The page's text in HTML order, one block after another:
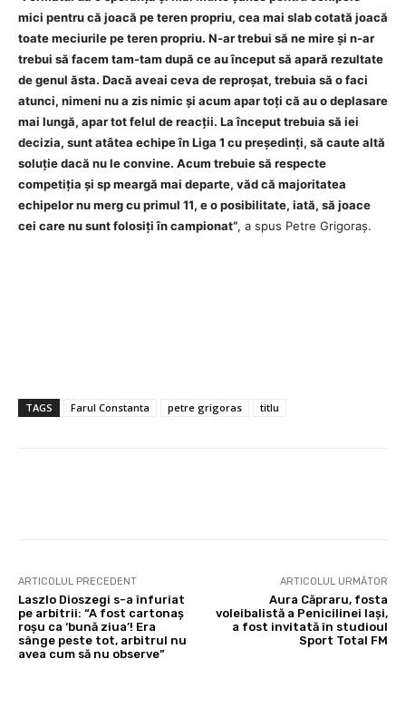
mici pentru că joacă pe teren propriu, cea mai slab cotată joacă
toate meciurile pe teren propriu. N-ar trebui să ne mire și n-ar
trebui să facem tam-tam după ce au început să apară rezultate
de genul ăsta. Dacă aveai ceva de reproșat, trebuia să o faci
atunci, nimeni nu a zis nimic și acum apar toți că au o deplasare
mai lungă, apar tot felul de reacții. La început trebuia să iei
decizia, sunt atâtea echipe în Liga 1 cu președinți, să caute altă
soluție dacă nu le convine. Acum trebuie să respecte
competiția și sp meargă mai departe, văd că majoritatea
echipelor nu merg cu primul 11, e o posibilitate, iată, să joace
cei care nu sunt folosiți în campionat”, a spus Petre Grigoraș.
TAGS Farul Constanta petre grigoras titlu
ARTICOLUL PRECEDENT
Laszlo Dioszegi s-a înfuriat
pe arbitrii: “A fost cartonaș
roșu ca ‘bună ziua’! Era
sânge peste tot, arbitrul nu
avea cum să nu observe”
ARTICOLUL URMĂTOR
Aura Căpraru, fosta
voleibalistă a Penicilinei Iași,
a fost invitată în studioul
Sport Total FM